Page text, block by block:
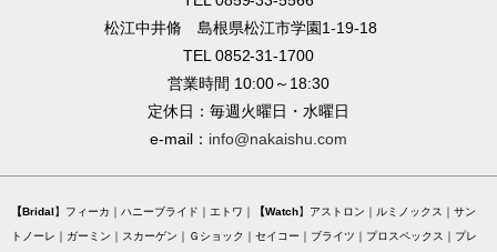
松江中井脩 島根県松江市学園1-19-18
TEL 0852-31-1700
営業時間 10:00～18:30
定休日：毎週火曜日・水曜日
e-mail： info@nakaishu.com
Bridal フィーカ ハニーブライド エトワ Watch アストロン ルミノックス
サン
トノーレ
ガーミン スカーゲン Ｇショック セイコー ブライツ プロスペックス
プレ